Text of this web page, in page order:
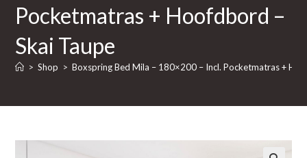
Pocketmatras + Hoofdbord –
Skai Taupe
> Shop > Boxspring Bed Mila – 180×200 – Incl. Pocketmatras +